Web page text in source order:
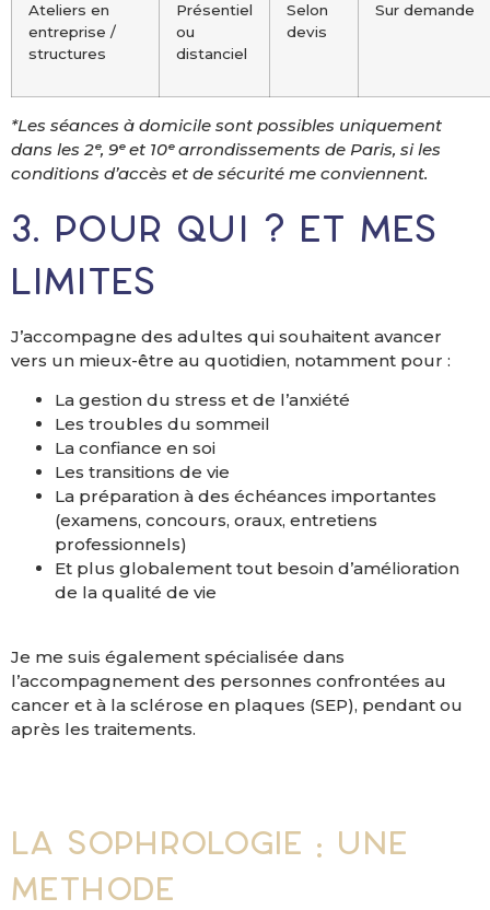
Ateliers en
entreprise /
structures
Présentiel
ou
distanciel
Selon
devis
Sur demande
*Les séances à domicile sont possibles uniquement
dans les 2ᵉ, 9ᵉ et 10ᵉ arrondissements de Paris, si les
conditions d’accès et de sécurité me conviennent.
3. Pour qui ? et mes
limites
J’accompagne des adultes qui souhaitent avancer
vers un mieux-être au quotidien, notamment pour :
La gestion du stress et de l’anxiété
Les troubles du sommeil
La confiance en soi
Les transitions de vie
La préparation à des échéances importantes
(examens, concours, oraux, entretiens
professionnels)
Et plus globalement tout besoin d’amélioration
de la qualité de vie
Je me suis également spécialisée dans
l’accompagnement des personnes confrontées au
cancer et à la sclérose en plaques (SEP), pendant ou
après les traitements.
La sophrologie : une
méthode